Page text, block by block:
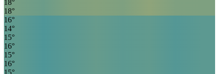
18°
18°
16°
14°
15°
16°
15°
16°
15°